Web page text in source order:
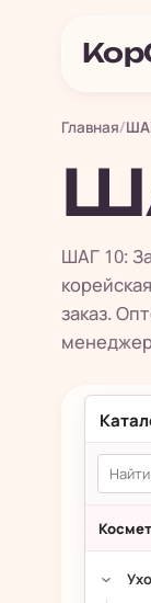
Главная/
ШАГ 10:
заказ.
›